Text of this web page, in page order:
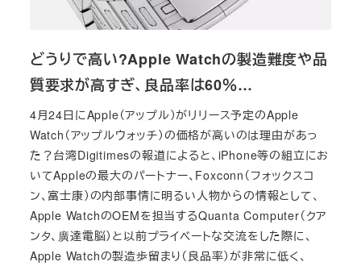
どうりで高い?Apple Watchの製造難度や品
質要求が高すぎ、良品率は60％…
4月24日にApple（アップル）がリリース予定のApple
Watch（アップルウォッチ）の価格が高いのは理由があっ
た？台湾Digitimesの報道によると、iPhone等の組立にお
いてAppleの最大のパートナー、Foxconn（フォックスコ
ン、富士康）の内部事情に明るい人物からの情報として、
Apple WatchのOEMを担当するQuanta Computer（クア
ンタ、廣達電脳）と以前プライベートな交流をした際に、
Apple Watchの製造歩留まり（良品率）が非常に低く、